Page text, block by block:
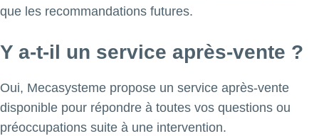
que les recommandations futures.
Y a-t-il un service après-vente ?
Oui, Mecasysteme propose un service après-vente
disponible pour répondre à toutes vos questions ou
préoccupations suite à une intervention.